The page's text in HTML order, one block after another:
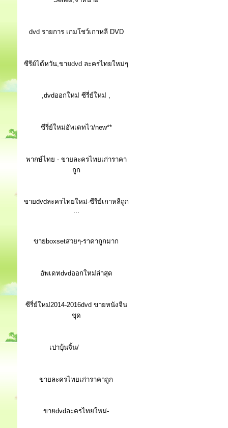
dvd รายการ เกมโชว์เกาหลี DVD
ซีรีย์ไต้หวัน,ขายdvd ละครไทยใหม่ๆ
,dvdออกใหม่ ซีรี่ย์ใหม่ ,
ซีรี่ย์ใหม่อัพเดทไว/new**
พากษ์ไทย - ขายละครไทยเก่าราคา
ถูก
ขายdvdละครไทยใหม่-ซีรีย์เกาหลีถูก
...
ขายboxsetสวยๆ-ราคาถูกมาก
อัพเดทdvdออกใหม่ล่าสุด
ซีรี่ย์ใหม่2014-2016dvd ขายหนังจีน
ชุด
เปาบุ้นจิ้น/
ขายละครไทยเก่าราคาถูก
ขายdvdละครไทยใหม่-